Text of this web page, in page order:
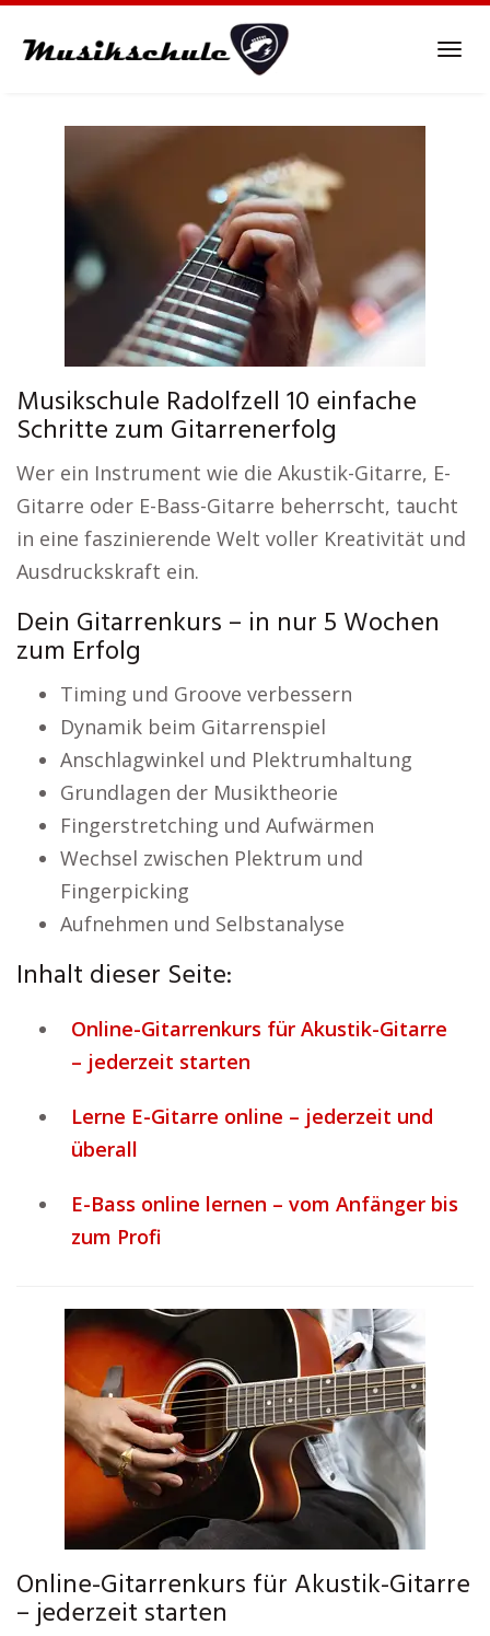
Musikschule Radolfzell 10 einfache
Schritte zum Gitarrenerfolg
Wer ein Instrument wie die Akustik-Gitarre, E-
Gitarre oder E-Bass-Gitarre beherrscht, taucht
in eine faszinierende Welt voller Kreativität und
Ausdruckskraft ein.
Dein Gitarrenkurs – in nur 5 Wochen
zum Erfolg
Timing und Groove verbessern
Dynamik beim Gitarrenspiel
Anschlagwinkel und Plektrumhaltung
Grundlagen der Musiktheorie
Fingerstretching und Aufwärmen
Wechsel zwischen Plektrum und
Fingerpicking
Aufnehmen und Selbstanalyse
Inhalt dieser Seite:
Online-Gitarrenkurs für Akustik-Gitarre
– jederzeit starten
Lerne E-Gitarre online – jederzeit und
überall
E-Bass online lernen – vom Anfänger bis
zum Profi
Online-Gitarrenkurs für Akustik-Gitarre
– jederzeit starten